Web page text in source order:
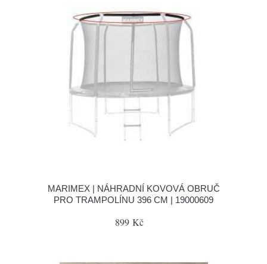
MARIMEX | NÁHRADNÍ KOVOVÁ OBRUČ
PRO TRAMPOLÍNU 396 CM | 19000609
899 Kč